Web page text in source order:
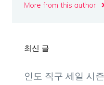
More from this author
최신 글
인도 직구 세일 시